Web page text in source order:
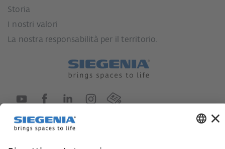
Storia
I nostri valori
La nostra responsabilità per il territorio.
Lieferkettensorgfaltspflichtengesetz